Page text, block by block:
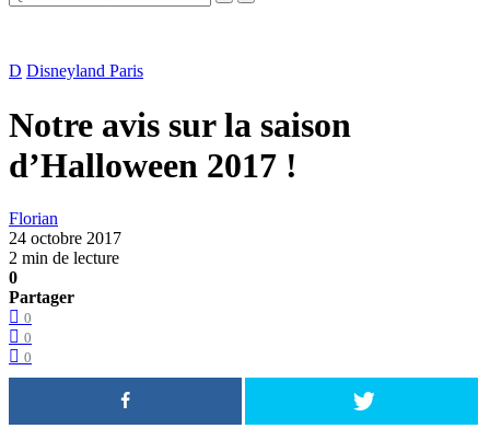
D Disneyland Paris
Notre avis sur la saison
d’Halloween 2017 !
Florian
24 octobre 2017
2 min de lecture
0
Partager
0
0
0